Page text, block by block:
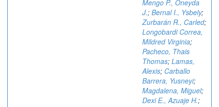
Mengo P., Oneyda
J.; Bernal I., Ysbely;
Zurbarán R., Carled;
Longobardi Correa,
Mildred Virginia;
Pacheco, Thais
Thomas; Lamas,
Alexis; Carballo
Barrera, Yusneyi;
Magdalena, Miguel;
Dexi E., Azuaje H.;